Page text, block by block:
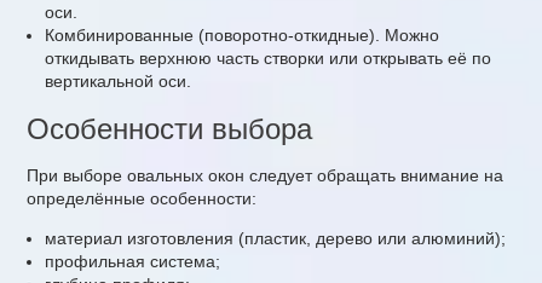
оси.
Комбинированные (поворотно-откидные). Можно
откидывать верхнюю часть створки или открывать её по
вертикальной оси.
Особенности выбора
При выборе овальных окон следует обращать внимание на
определённые особенности:
материал изготовления (пластик, дерево или алюминий);
профильная система;